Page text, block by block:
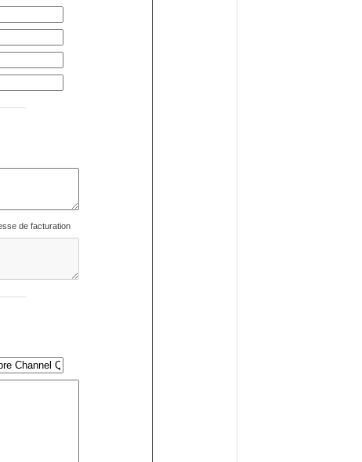
de facturation